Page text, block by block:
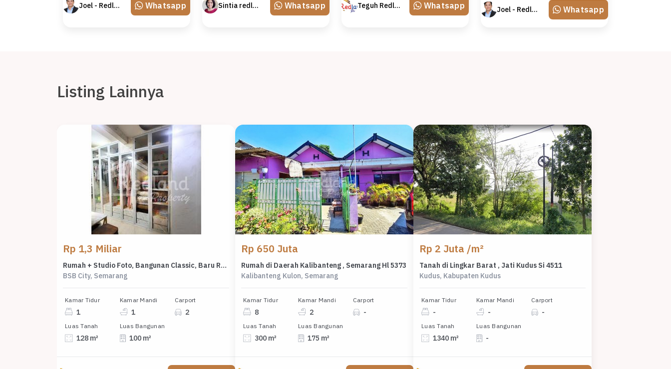
Joel - Redland Whatsapp Sintia redland Whatsapp Teguh Redland Whatsapp Joel - Redland Whatsapp
Listing Lainnya
Rp 1,3 Miliar
Rumah + Studio Foto, Bangunan Classic, Baru Renov di Graha Taman Pelangi, Bsb, Me 7666
BSB City, Semarang
Kamar Tidur
1
Kamar Mandi
1
Carport
2
Luas Tanah
128 m²
Luas Bangunan
100 m²
Rp 650 Juta
Rumah di Daerah Kalibanteng , Semarang Hl 5373
Kalibanteng Kulon, Semarang
Kamar Tidur
8
Kamar Mandi
2
Carport
-
Luas Tanah
300 m²
Luas Bangunan
175 m²
Rp 2 Juta /m²
Tanah di Lingkar Barat , Jati Kudus Si 4511
Kudus, Kabupaten Kudus
Kamar Tidur
-
Kamar Mandi
-
Carport
-
Luas Tanah
1340 m²
Luas Bangunan
-